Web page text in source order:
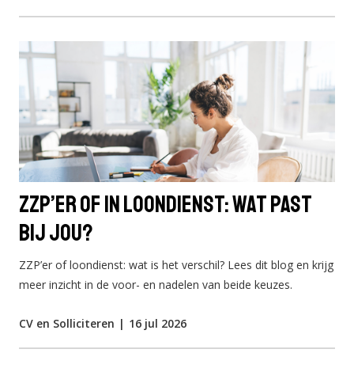
ZZP’er of in loondienst: wat past
bij jou?
ZZP’er of loondienst: wat is het verschil? Lees dit blog en krijg
meer inzicht in de voor- en nadelen van beide keuzes.
CV en Solliciteren | 16 jul 2026